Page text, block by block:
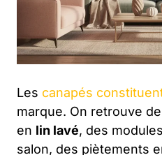
Les canapés
marque. On retrouve
en lin lavé, des
salon, des piètements